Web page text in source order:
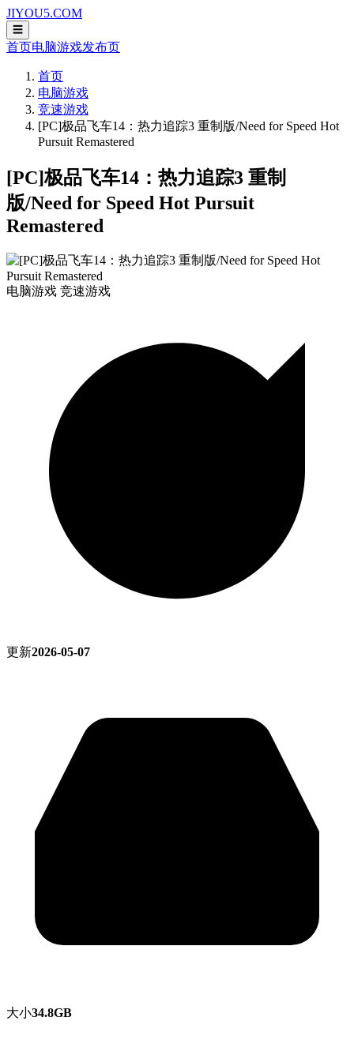
JIYOU5.COM
☰
首页电脑游戏发布页
首页
电脑游戏
竞速游戏
[PC]极品飞车14：热力追踪3 重制版/Need for Speed Hot
Pursuit Remastered
[PC]极品飞车14：热力追踪3 重制
版/Need for Speed Hot Pursuit
Remastered
电脑游戏 竞速游戏
更新2026-05-07
大小34.8GB